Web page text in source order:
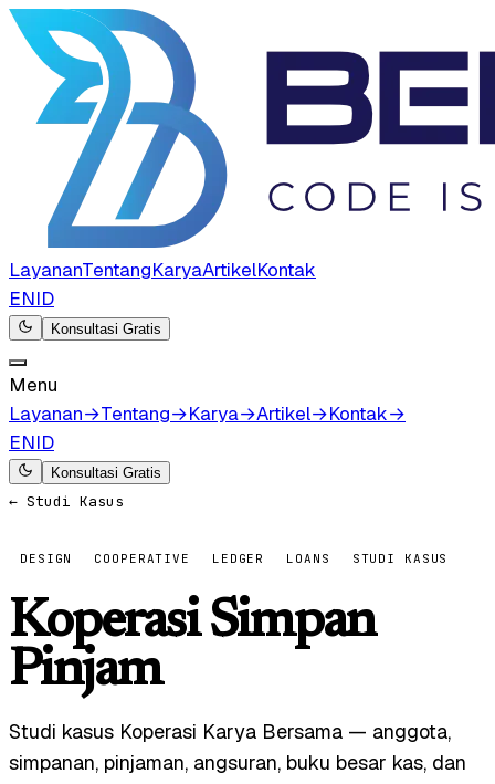
LayananTentangKaryaArtikelKontak
ENID
Konsultasi Gratis
Menu
Layanan→Tentang→Karya→Artikel→Kontak→
ENID
Konsultasi Gratis
← Studi Kasus
DESIGN COOPERATIVE LEDGER LOANS STUDI KASUS
Koperasi Simpan
Pinjam
Studi kasus Koperasi Karya Bersama — anggota,
simpanan, pinjaman, angsuran, buku besar kas, dan